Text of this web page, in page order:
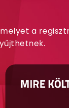
melyet a
MIRE